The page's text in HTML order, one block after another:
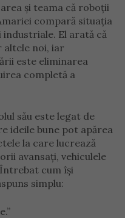
și teama că roboții
compară situația
El arată că
altele noi, iar
este eliminarea
completă a
său este legat de
ideile bune pot apărea
la care lucrează
avansați, vehiculele
cum își
simplu: